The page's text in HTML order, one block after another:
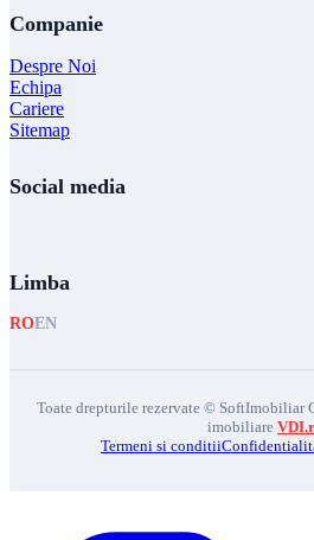
Companie
Despre Noi
Echipa
Cariere
Sitemap
Social media
Limba
ROEN
Toate drepturile rezervate © SoftImobiliar
imobiliare
Termeni si conditii